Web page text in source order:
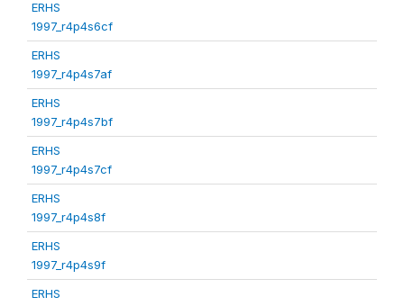
ERHS
1997_r4p4s6cf
ERHS
1997_r4p4s7af
ERHS
1997_r4p4s7bf
ERHS
1997_r4p4s7cf
ERHS
1997_r4p4s8f
ERHS
1997_r4p4s9f
ERHS